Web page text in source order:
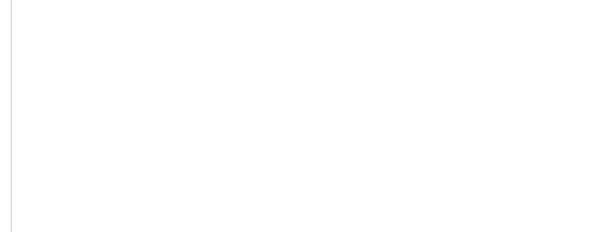
IF8IHNFXT FLEX Isolated HART Analog 8 Input Module, XTEMP (-25 °C To 70 °C)
B430G-S2L MOTOR,SERVO,460V,6.4NM,5000RPM,SINGL,IP67